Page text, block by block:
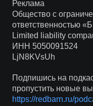
Реклама
Общество с
ответственностью
Limited liability
ИНН 5050091524
LjN8KVsUh
Подпишись на
пропустить новые
https://redbarn.ru/